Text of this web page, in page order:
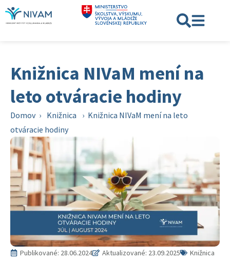
Knižnica NIVaM mení na
leto otváracie hodiny
Domov › Knižnica › Knižnica NIVaM mení na leto
otváracie hodiny
Publikované: 28.06.2024 Aktualizované: 23.09.2025 Knižnica